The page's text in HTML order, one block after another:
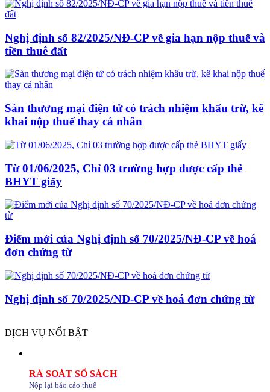
Nghị định số 82/2025/NĐ-CP về gia hạn nộp thuế và
tiền thuê đất
Sàn thương mại điện tử có trách nhiệm khấu trừ, kê
khai nộp thuế thay cá nhân
Từ 01/06/2025, Chỉ 03 trường hợp được cấp thẻ
BHYT giấy
Điểm mới của Nghị định số 70/2025/NĐ-CP về hoá
đơn chứng từ
Nghị định số 70/2025/NĐ-CP về hoá đơn chứng từ
DỊCH VỤ NỔI BẬT
RÀ SOÁT SỔ SÁCH
Nộp lại báo cáo thuế